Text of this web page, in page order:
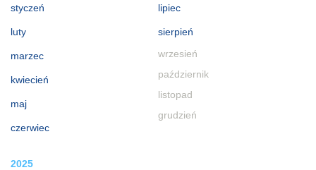
styczeń
luty
marzec
kwiecień
maj
czerwiec
lipiec
sierpień
wrzesień
październik
listopad
grudzień
2025